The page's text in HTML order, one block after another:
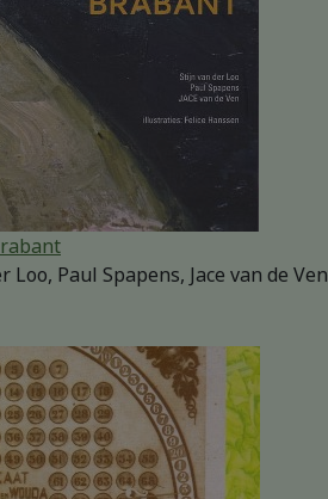
Loo, Paul Spapens, Jace van de Ven